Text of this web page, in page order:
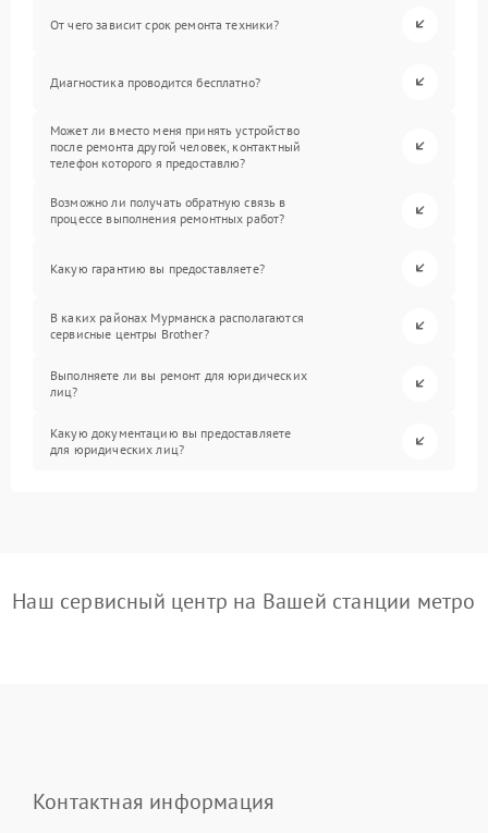
От чего зависит срок ремонта техники?
Диагностика проводится бесплатно?
Может ли вместо меня принять устройство
после ремонта другой человек, контактный
телефон которого я предоставлю?
Возможно ли получать обратную связь в
процессе выполнения ремонтных работ?
Какую гарантию вы предоставляете?
В каких районах Мурманска располагаются
сервисные центры Brother?
Выполняете ли вы ремонт для юридических
лиц?
Какую документацию вы предоставляете
для юридических лиц?
Наш сервисный центр на Вашей станции метро
Контактная информация